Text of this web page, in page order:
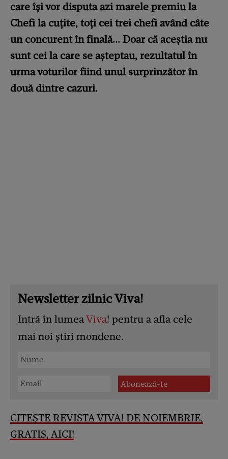
care își vor disputa azi marele premiu la
Chefi la cuțite, toți cei trei chefi având câte
un concurent în finală... Doar că aceștia nu
sunt cei la care se așteptau, rezultatul în
urma voturilor fiind unul surprinzător în
două dintre cazuri.
Newsletter zilnic Viva!
Intră în lumeaViva! pentru a afla cele
mai noi știri mondene.
CITEȘTE REVISTA VIVA! DE NOIEMBRIE,
GRATIS, AICI!